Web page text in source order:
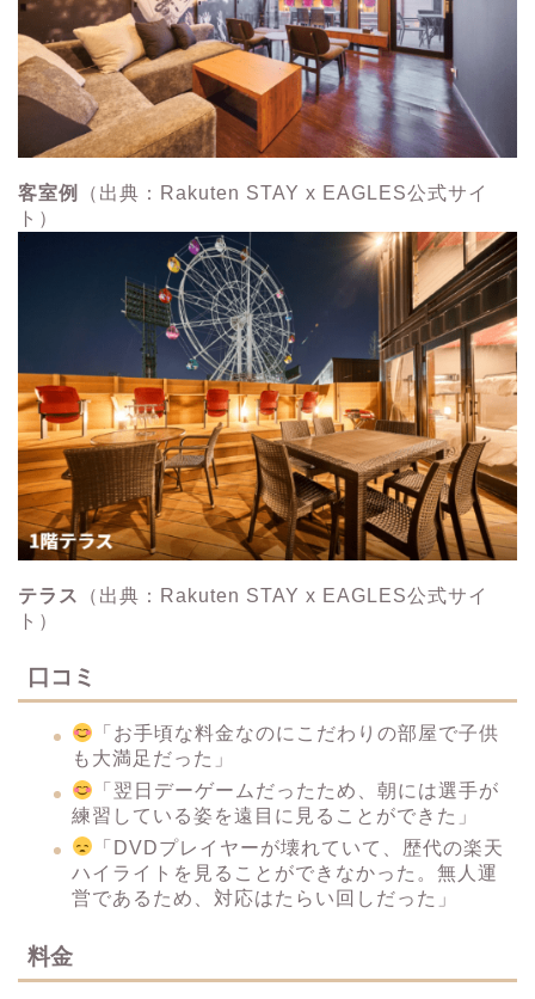
客室例
（出典：Rakuten STAY x EAGLES公式サイ
ト）
テラス
（出典：Rakuten STAY x EAGLES公式サイ
ト）
口コミ
「お手頃な料金なのにこだわりの部屋で子供
も大満足だった」
「翌日デーゲームだったため、朝には選手が
練習している姿を遠目に見ることができた」
「DVDプレイヤーが壊れていて、歴代の楽天
ハイライトを見ることができなかった。無人運
営であるため、対応はたらい回しだった」
料金